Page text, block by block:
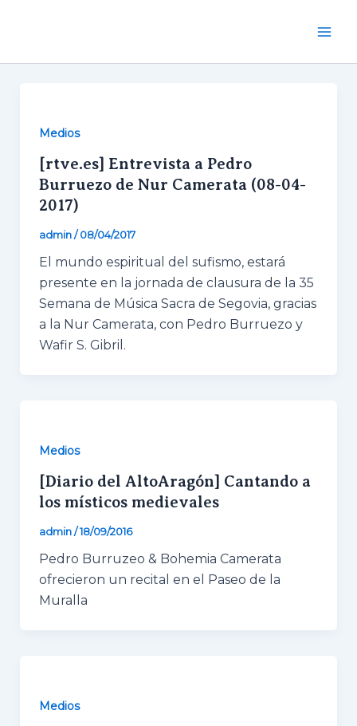
Medios
[rtve.es] Entrevista a Pedro
Burruezo de Nur Camerata (08-04-
2017)
admin/08/04/2017
El mundo espiritual del sufismo, estará
presente en la jornada de clausura de la 35
Semana de Música Sacra de Segovia, gracias
a la Nur Camerata, con Pedro Burruezo y
Wafir S. Gibril.
Medios
[Diario del AltoAragón] Cantando a
los místicos medievales
admin/18/09/2016
Pedro Burruzeo & Bohemia Camerata
ofrecieron un recital en el Paseo de la
Muralla
Medios
Necesarias
cookies no
son